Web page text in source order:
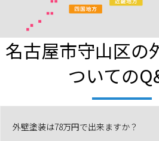
名古屋市守山区の
ついての
外壁塗装は78万円で出来ますか？